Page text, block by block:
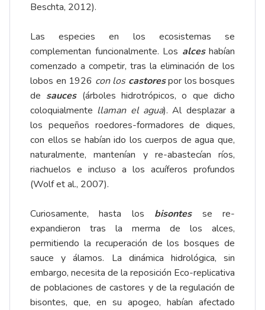
Beschta, 2012).
Las especies en los ecosistemas se
complementan funcionalmente. Los alceshabían
comenzado a competir, tras la eliminación de los
lobos en 1926 con los castorespor los bosques
de sauces(árboles hidrotrópicos, o que dicho
coloquialmente llaman el agua). Al desplazar a
los pequeños roedores-formadores de diques,
con ellos se habían ido los cuerpos de agua que,
naturalmente, mantenían y re-abastecían ríos,
riachuelos e incluso a los acuíferos profundos
(Wolf et al., 2007).
Curiosamente, hasta los bisontesse re-
expandieron tras la merma de los alces,
permitiendo la recuperación de los bosques de
sauce y álamos. La dinámica hidrológica, sin
embargo, necesita de la reposición Eco-replicativa
de poblaciones de castores y de la regulación de
bisontes, que, en su apogeo, habían afectado